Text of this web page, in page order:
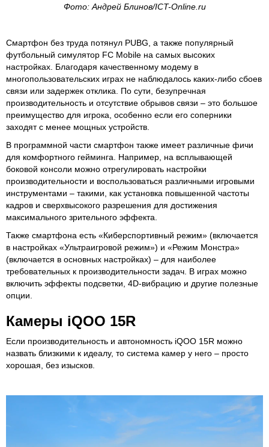
Фото: Андрей Блинов/ICT-Online.ru
Смартфон без труда потянул PUBG, а также популярный
футбольный симулятор FC Mobile на самых высоких
настройках. Благодаря качественному модему в
многопользовательских играх не наблюдалось каких-либо сбоев
связи или задержек отклика. По сути, безупречная
производительность и отсутствие обрывов связи – это большое
преимущество для игрока, особенно если его соперники
заходят с менее мощных устройств.
В программной части смартфон также имеет различные фичи
для комфортного гейминга. Например, на всплывающей
боковой консоли можно отрегулировать настройки
производительности и воспользоваться различными игровыми
инструментами – такими, как установка повышенной частоты
кадров и сверхвысокого разрешения для достижения
максимального зрительного эффекта.
Также смартфона есть «Киберспортивный режим» (включается
в настройках «Ультраигровой режим») и «Режим Монстра»
(включается в основных настройках) – для наиболее
требовательных к производительности задач. В играх можно
включить эффекты подсветки, 4D-вибрацию и другие полезные
опции.
Камеры iQOO 15R
Если производительность и автономность iQOO 15R можно
назвать близкими к идеалу, то система камер у него – просто
хорошая, без изысков.